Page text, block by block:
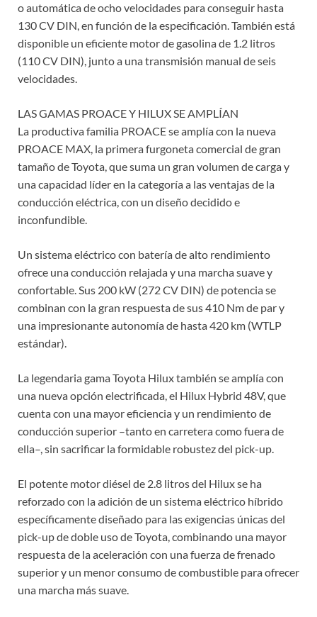
o automática de ocho velocidades para conseguir hasta
130 CV DIN, en función de la especificación. También está
disponible un eficiente motor de gasolina de 1.2 litros
(110 CV DIN), junto a una transmisión manual de seis
velocidades.
LAS GAMAS PROACE Y HILUX SE AMPLÍAN
La productiva familia PROACE se amplía con la nueva
PROACE MAX, la primera furgoneta comercial de gran
tamaño de Toyota, que suma un gran volumen de carga y
una capacidad líder en la categoría a las ventajas de la
conducción eléctrica, con un diseño decidido e
inconfundible.
Un sistema eléctrico con batería de alto rendimiento
ofrece una conducción relajada y una marcha suave y
confortable. Sus 200 kW (272 CV DIN) de potencia se
combinan con la gran respuesta de sus 410 Nm de par y
una impresionante autonomía de hasta 420 km (WTLP
estándar).
La legendaria gama Toyota Hilux también se amplía con
una nueva opción electrificada, el Hilux Hybrid 48V, que
cuenta con una mayor eficiencia y un rendimiento de
conducción superior –tanto en carretera como fuera de
ella–, sin sacrificar la formidable robustez del pick-up.
El potente motor diésel de 2.8 litros del Hilux se ha
reforzado con la adición de un sistema eléctrico híbrido
específicamente diseñado para las exigencias únicas del
pick-up de doble uso de Toyota, combinando una mayor
respuesta de la aceleración con una fuerza de frenado
superior y un menor consumo de combustible para ofrecer
una marcha más suave.